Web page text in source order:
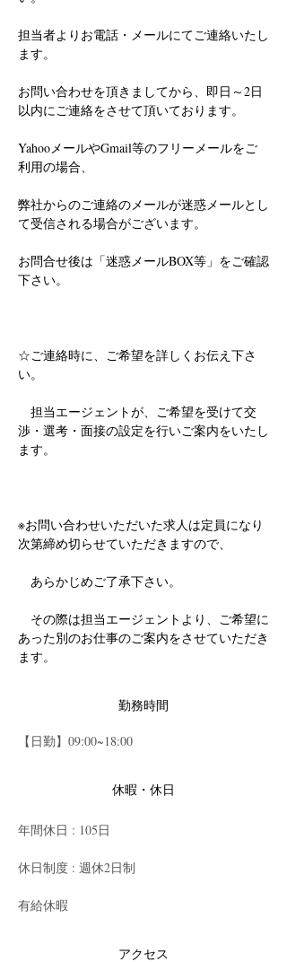
担当者よりお電話・メールにてご連絡いたし
ます。
お問い合わせを頂きましてから、即日～2日
以内にご連絡をさせて頂いております。
YahooメールやGmail等のフリーメールをご
利用の場合、
弊社からのご連絡のメールが迷惑メールとし
て受信される場合がございます。
お問合せ後は「迷惑メールBOX等」をご確認
下さい。
☆ご連絡時に、ご希望を詳しくお伝え下さ
い。
担当エージェントが、ご希望を受けて交
渉・選考・面接の設定を行いご案内をいたし
ます。
※お問い合わせいただいた求人は定員になり
次第締め切らせていただきますので、
あらかじめご了承下さい。
その際は担当エージェントより、ご希望に
あった別のお仕事のご案内をさせていただき
ます。
勤務時間
【日勤】09:00~18:00
休暇・休日
年間休日 : 105日
休日制度 : 週休2日制
有給休暇
アクセス